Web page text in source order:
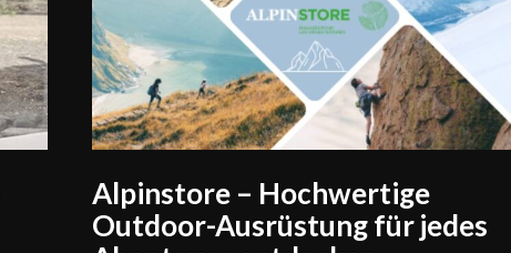
Alpinstore – Hochwertige
Outdoor-Ausrüstung für jedes